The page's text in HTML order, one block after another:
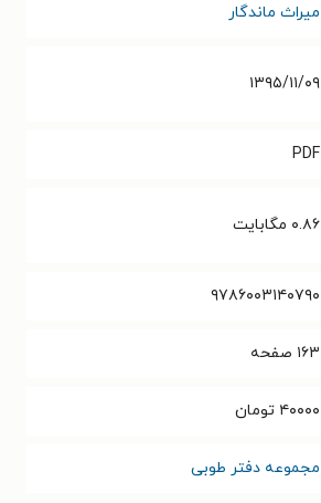
میراث ماندگار
۱۳۹۵/۱۱/۰۹
PDF
۰.۸۶ مگابایت
۹۷۸۶۰۰۳۱۴۰۷۹۰
۱۶۳ صفحه
۴۰۰۰۰ تومان
مجموعه دفتر طوبی